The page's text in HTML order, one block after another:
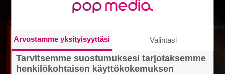
Arvostamme yksityisyyttäsi Valintasi
Tarvitsemme suostumuksesi tarjotaksemme
henkilökohtaisen käyttökokemuksen